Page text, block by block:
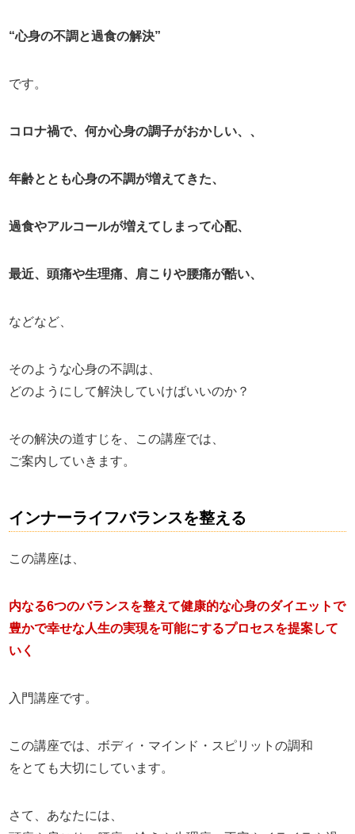
“心身の不調と過食の解決”
です。
コロナ禍で、何か心身の調子がおかしい、、
年齢ととも心身の不調が増えてきた、
過食やアルコールが増えてしまって心配、
最近、頭痛や生理痛、肩こりや腰痛が酷い、
などなど、
そのような心身の不調は、
どのようにして解決していけばいいのか？
その解決の道すじを、この講座では、
ご案内していきます。
インナーライフバランスを整える
この講座は、
内なる6つのバランスを整えて健康的な心身のダイエットで
豊かで幸せな人生の実現を可能にするプロセスを提案して
いく
入門講座です。
この講座では、ボディ・マインド・スピリットの調和
をとても大切にしています。
さて、あなたには、